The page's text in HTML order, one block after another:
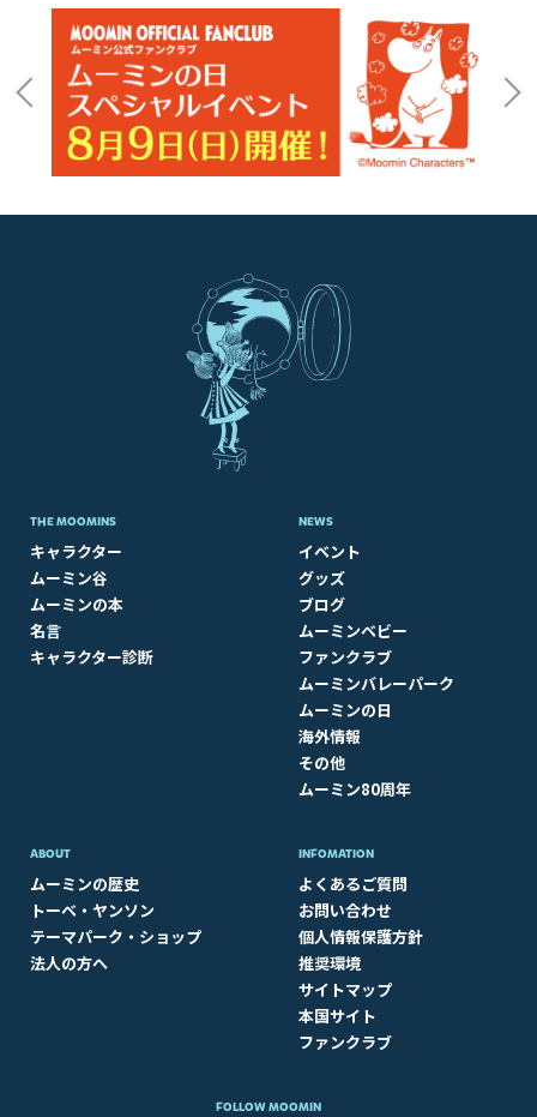
THE MOOMINS
キャラクター
ムーミン谷
ムーミンの本
名言
キャラクター診断
NEWS
イベント
グッズ
ブログ
ムーミンベビー
ファンクラブ
ムーミンバレーパーク
ムーミンの日
海外情報
その他
ムーミン80周年
ABOUT​
ムーミンの歴史
トーベ・ヤンソン
テーマパーク・ショップ
法人の方へ
INFOMATION
よくあるご質問
お問い合わせ
個人情報保護方針
推奨環境
サイトマップ
本国サイト
ファンクラブ
FOLLOW MOOMIN